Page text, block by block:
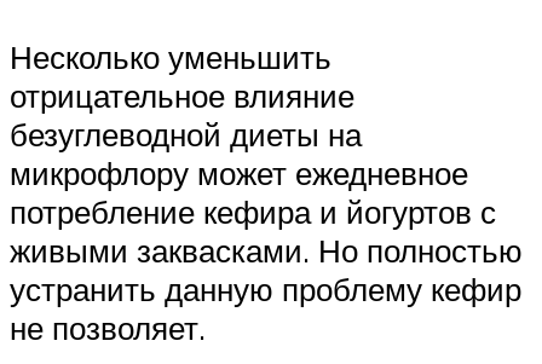
Несколько уменьшить
отрицательное влияние
безуглеводной диеты на
микрофлору может ежедневное
потребление кефира и йогуртов с
живыми заквасками. Но полностью
устранить данную проблему кефир
не позволяет.